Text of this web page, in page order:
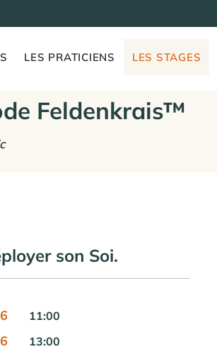
LES PRATICIENS LES STAGES
Feldenkrais™
son Soi.
11:00
13:00